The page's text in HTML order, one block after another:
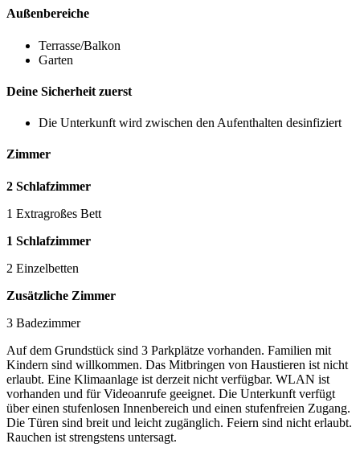
Außenbereiche
Terrasse/Balkon
Garten
Deine Sicherheit zuerst
Die Unterkunft wird zwischen den Aufenthalten desinfiziert
Zimmer
2 Schlafzimmer
1 Extragroßes Bett
1 Schlafzimmer
2 Einzelbetten
Zusätzliche Zimmer
3 Badezimmer
Auf dem Grundstück sind 3 Parkplätze vorhanden. Familien mit
Kindern sind willkommen. Das Mitbringen von Haustieren ist nicht
erlaubt. Eine Klimaanlage ist derzeit nicht verfügbar. WLAN ist
vorhanden und für Videoanrufe geeignet. Die Unterkunft verfügt
über einen stufenlosen Innenbereich und einen stufenfreien Zugang.
Die Türen sind breit und leicht zugänglich. Feiern sind nicht erlaubt.
Rauchen ist strengstens untersagt.